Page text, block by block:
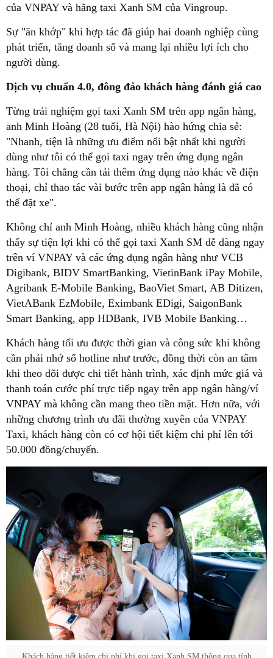
của VNPAY và hãng taxi Xanh SM của Vingroup.
Sự "ăn khớp" khi hợp tác đã giúp hai doanh nghiệp cùng
phát triển, tăng doanh số và mang lại nhiều lợi ích cho
người dùng.
Dịch vụ chuẩn 4.0, đông đảo khách hàng đánh giá cao
Từng trải nghiệm gọi taxi Xanh SM trên app ngân hàng,
anh Minh Hoàng (28 tuổi, Hà Nội) hào hứng chia sẻ:
"Nhanh, tiện là những ưu điểm nổi bật nhất khi người
dùng như tôi có thể gọi taxi ngay trên ứng dụng ngân
hàng. Tôi chẳng cần tải thêm ứng dụng nào khác về điện
thoại, chỉ thao tác vài bước trên app ngân hàng là đã có
thể đặt xe".
Không chỉ anh Minh Hoàng, nhiều khách hàng cũng nhận
thấy sự tiện lợi khi có thể gọi taxi Xanh SM dễ dàng ngay
trên ví VNPAY và các ứng dụng ngân hàng như VCB
Digibank, BIDV SmartBanking, VietinBank iPay Mobile,
Agribank E-Mobile Banking, BaoViet Smart, AB Ditizen,
VietABank EzMobile, Eximbank EDigi, SaigonBank
Smart Banking, app HDBank, IVB Mobile Banking…
Khách hàng tối ưu được thời gian và công sức khi không
cần phải nhớ số hotline như trước, đồng thời còn an tâm
khi theo dõi được chi tiết hành trình, xác định mức giá và
thanh toán cước phí trực tiếp ngay trên app ngân hàng/ví
VNPAY mà không cần mang theo tiền mặt. Hơn nữa, với
những chương trình ưu đãi thường xuyên của VNPAY
Taxi, khách hàng còn có cơ hội tiết kiệm chi phí lên tới
50.000 đồng/chuyến.